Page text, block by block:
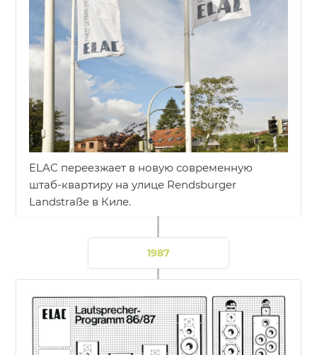
ELAC переезжает в новую современную
штаб-квартиру на улице Rendsburger
Landstraße в Киле.
1987